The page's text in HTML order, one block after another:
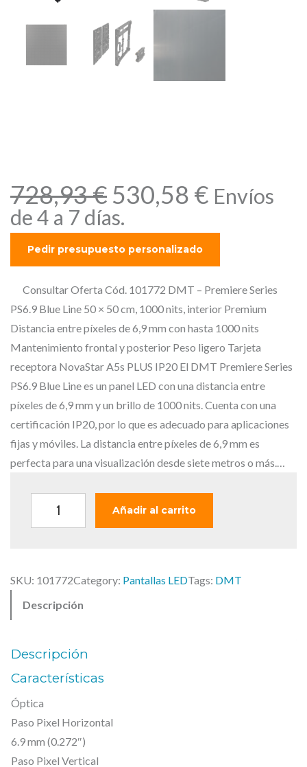
728,93€ E
l
p
r
e
c
i
o
o
r
i
g
i
n
a
e
r
7
€
.
530,58 €E
p
e
c
i
o
a
c
t
u
a
l
e
:
5
,
Envíos
de 4 a 7 días.
Consultar Oferta Cód. 101772 DMT – Premiere Series
PS6.9 Blue Line 50 × 50 cm, 1000 nits, interior Premium
Distancia entre píxeles de 6,9 mm con hasta 1000 nits
Mantenimiento frontal y posterior Peso ligero Tarjeta
receptora NovaStar A5s PLUS IP20 El DMT Premiere Series
PS6.9 Blue Line es un panel LED con una distancia entre
píxeles de 6,9 mm y un brillo de 1000 nits. Cuenta con una
certificación IP20, por lo que es adecuado para aplicaciones
fijas y móviles. La distancia entre píxeles de 6,9 mm es
perfecta para una visualización desde siete metros o más.…
P
r
r
e
S
Añadir al carrito
SKU: 101772Category: Pantallas LEDTags: DMT
Descripción
Descripción
Características
Óptica
Paso Pixel Horizontal
6.9 mm (0.272″)
Paso Pixel Vertical